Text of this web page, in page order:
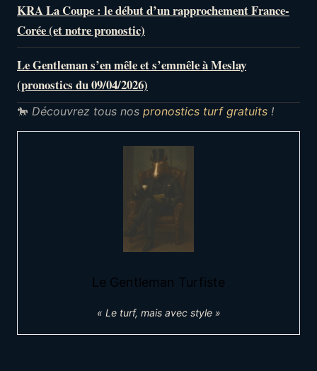
KRA La Coupe : le début d’un rapprochement France-
Corée (et notre pronostic)
Le Gentleman s’en mêle et s’emmêle à Meslay
(pronostics du 09/04/2026)
🐎 Découvrez tous nos pronostics turf gratuits !
Le Gentleman Turfiste
« Le turf, mais avec style »